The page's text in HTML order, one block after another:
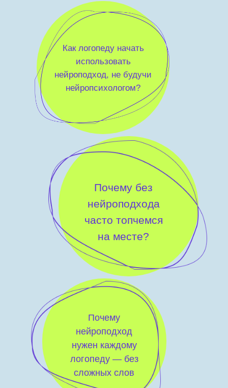
Как логопеду начать
использовать
нейроподход, не будучи
нейропсихологом?
Почему
нейроподход
нужен каждому
логопеду — без
сложных слов
Почему без
нейроподхода
часто топчемся
на месте?